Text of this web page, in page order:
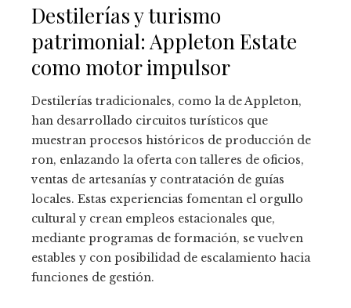
Destilerías y turismo
patrimonial: Appleton Estate
como motor impulsor
Destilerías tradicionales, como la de Appleton,
han desarrollado circuitos turísticos que
muestran procesos históricos de producción de
ron, enlazando la oferta con talleres de oficios,
ventas de artesanías y contratación de guías
locales. Estas experiencias fomentan el orgullo
cultural y crean empleos estacionales que,
mediante programas de formación, se vuelven
estables y con posibilidad de escalamiento hacia
funciones de gestión.